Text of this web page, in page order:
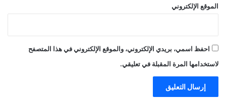
الموقع الإلكتروني
احفظ اسمي، بريدي الإلكتروني، والموقع الإلكتروني في هذا المتصفح
لاستخدامها المرة المقبلة في تعليقي.